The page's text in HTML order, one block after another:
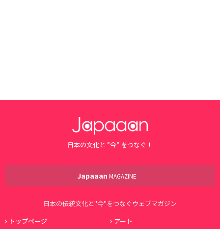
日本の文化と ”今” をつなぐ！
Japaaan MAGAZINE
日本の伝統文化と"今"をつなぐウェブマガジン
トップページ
アート